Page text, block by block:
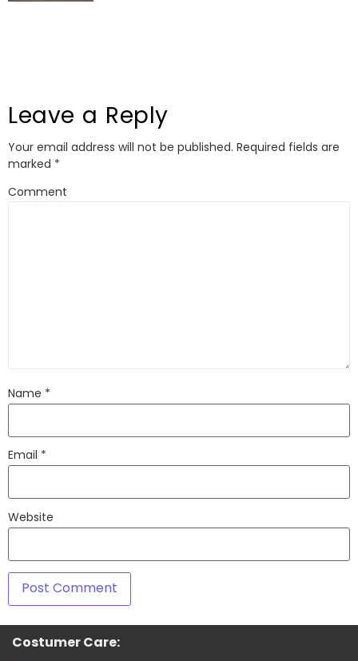
Leave a Reply
Your email address will not be published. Required fields are
marked *
Comment
Name *
Email *
Website
Costumer Care: